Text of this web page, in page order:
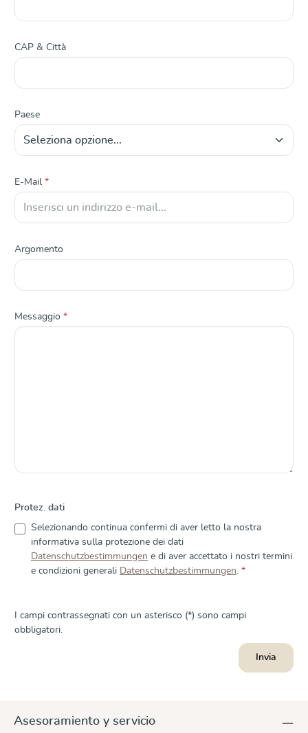
CAP & Città
Paese
E-Mail *
Argomento
Messaggio *
Protez. dati
Selezionando continua confermi di aver letto la nostra
informativa sulla protezione dei dati
Datenschutzbestimmungen e di aver accettato i nostri termini
e condizioni generali Datenschutzbestimmungen. *
I campi contrassegnati con un asterisco (*) sono campi
obbligatori.
Invia
Asesoramiento y servicio